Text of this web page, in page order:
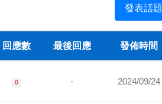
發表話題
回應數 最後回應 發佈時間
0 - 2024/09/24